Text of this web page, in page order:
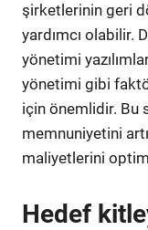
şirketlerinin geri
yardımcı olabilir.
yönetimi
yönetimi gibi
için önemlidir. Bu
memnuniyetini
maliyetlerini
Hedef